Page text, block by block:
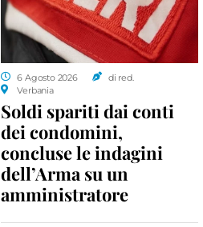
6 Agosto 2026
di red.
Verbania
Soldi spariti dai conti
dei condomini,
concluse le indagini
dell’Arma su un
amministratore